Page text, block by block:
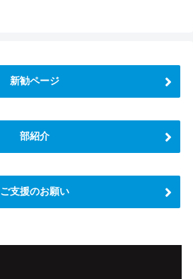
新勧ページ
部紹介
ご支援のお願い